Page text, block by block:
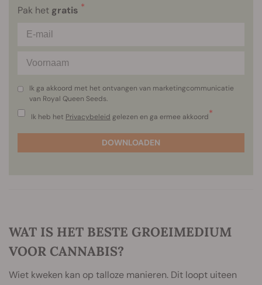
Pak het gratis *
Ik ga akkoord met het ontvangen van marketingcommunicatie
van Royal Queen Seeds.
Ik heb het Privacybeleid gelezen en ga ermee akkoord*
DOWNLOADEN
WAT IS HET BESTE GROEIMEDIUM
VOOR CANNABIS?
Wiet kweken kan op talloze manieren. Dit loopt uiteen